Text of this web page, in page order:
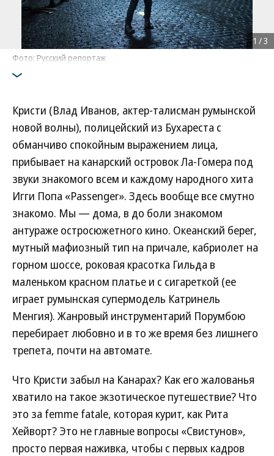
Фото: Русский репортаж
1 /3
Кристи (Влад Иванов, актер-талисман румынской
новой волны), полицейский из Бухареста с
обманчиво спокойным выражением лица,
прибывает на канарский островок Ла-Гомера под
звуки знакомого всем и каждому народного хита
Игги Попа «Passenger». Здесь вообще все смутно
знакомо. Мы — дома, в до боли знакомом
антураже остросюжетного кино. Океанский берег,
мутный мафиозный тип на причале, кабриолет на
горном шоссе, роковая красотка Гильда в
маленьком красном платье и с сигареткой (ее
играет румынская супермодель Катринель
Менгия). Жанровый инструментарий Порумбою
перебирает любовно и в то же время без лишнего
трепета, почти на автомате.
Что Кристи забыл на Канарах? Как его жалованья
хватило на такое экзотическое путешествие? Что
это за femme fatale, которая курит, как Рита
Хейворт? Это не главные вопросы «Свистунов»,
просто первая наживка, чтобы с первых кадров